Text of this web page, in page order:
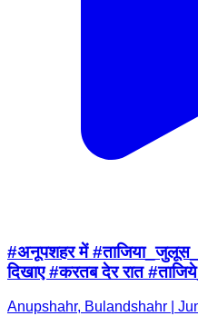
#अनूपशहर में
दिखाए #करतब देर रात
Anupshahr, Bulandshahr |